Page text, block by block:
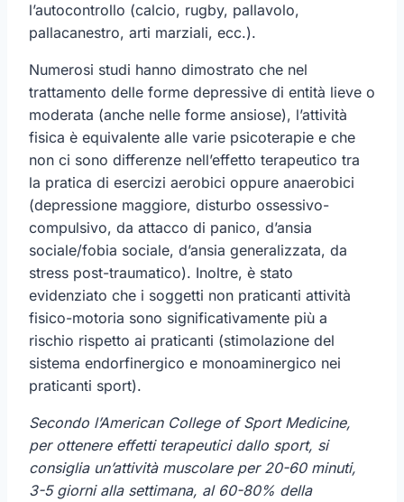
l’autocontrollo (calcio, rugby, pallavolo,
pallacanestro, arti marziali, ecc.).
Numerosi studi hanno dimostrato che nel
trattamento delle forme depressive di entità lieve o
moderata (anche nelle forme ansiose), l’attività
fisica è equivalente alle varie psicoterapie e che
non ci sono differenze nell’effetto terapeutico tra
la pratica di esercizi aerobici oppure anaerobici
(depressione maggiore, disturbo ossessivo-
compulsivo, da attacco di panico, d’ansia
sociale/fobia sociale, d’ansia generalizzata, da
stress post-traumatico). Inoltre, è stato
evidenziato che i soggetti non praticanti attività
fisico-motoria sono significativamente più a
rischio rispetto ai praticanti (stimolazione del
sistema endorfinergico e monoaminergico nei
praticanti sport).
Secondo l’American College of Sport Medicine,
per ottenere effetti terapeutici dallo sport, si
consiglia un’attività muscolare per 20-60 minuti,
3-5 giorni alla settimana, al 60-80% della